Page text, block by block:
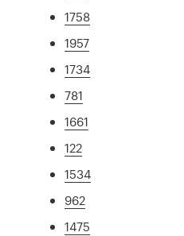
1758
1957
1734
781
1661
122
1534
962
1475